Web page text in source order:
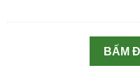
BẤM